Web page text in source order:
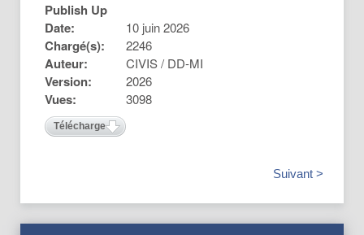
Publish Up
Date:
10 juin 2026
Chargé(s): 2246
Auteur: CIVIS / DD-MI
Version: 2026
Vues: 3098
Télécharger
Suivant >